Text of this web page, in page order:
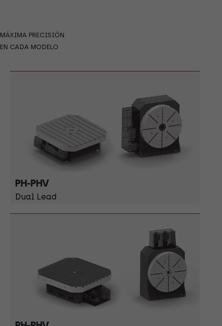
MÁXIMA PRECISIÓN
EN CADA MODELO
PH-PHV
Dual Lead